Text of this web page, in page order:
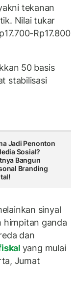
tekanan
Nilai tukar
Rp17.800
50 basis
stabilisasi
Jadi Penonton
Sosial?
Bangun
Branding
sinyal
himpitan ganda
dan
yang mulai
Jumat